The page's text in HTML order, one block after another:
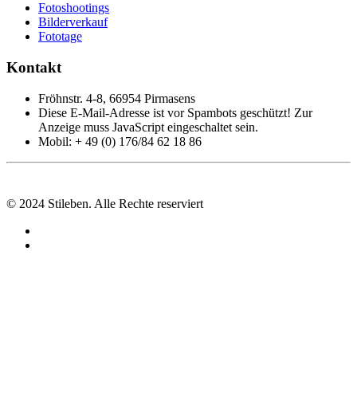
Fotoshootings
Bilderverkauf
Fototage
Kontakt
Fröhnstr. 4-8, 66954 Pirmasens
Diese E-Mail-Adresse ist vor Spambots geschützt! Zur
Anzeige muss JavaScript eingeschaltet sein.
Mobil: + 49 (0) 176/84 62 18 86
© 2024 Stileben. Alle Rechte reserviert